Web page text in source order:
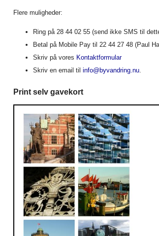
Flere muligheder:
Ring på 28 44 02 55 (send ikke SMS til
Betal på Mobile Pay til 22 44 27 48 (Paul
Skriv på vores Kontaktformular
Skriv en email til info@byvandring.nu.
Print selv gavekort